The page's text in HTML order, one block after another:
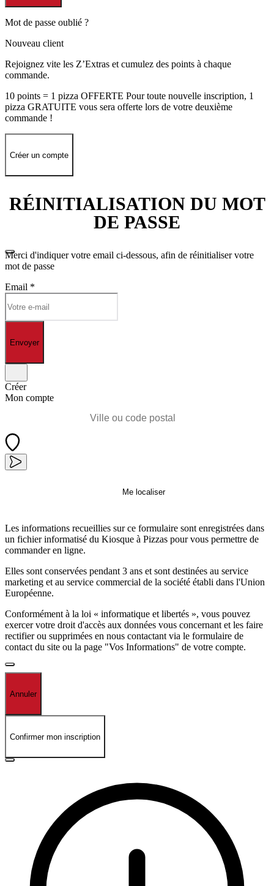
Mot de passe oublié ?
Nouveau client
Rejoignez vite les Z’Extras et cumulez des points à chaque
commande.
10 points = 1 pizza OFFERTE Pour toute nouvelle inscription, 1
pizza GRATUITE vous sera offerte lors de votre deuxième
commande !
Créer un compte
RÉINITIALISATION DU MOT
DE PASSE
Merci d'indiquer votre email ci-dessous, afin de réinitialiser votre
mot de passe
Email *
Envoyer
Créer
Mon compte
Me localiser
Les informations recueillies sur ce formulaire sont enregistrées dans
un fichier informatisé du Kiosque à Pizzas pour vous permettre de
commander en ligne.
Elles sont conservées pendant 3 ans et sont destinées au service
marketing et au service commercial de la société établi dans l'Union
Européenne.
Conformément à la loi « informatique et libertés », vous pouvez
exercer votre droit d'accès aux données vous concernant et les faire
rectifier ou supprimées en nous contactant via le formulaire de
contact du site ou la page "Vos Informations" de votre compte.
Annuler
Confirmer mon inscription